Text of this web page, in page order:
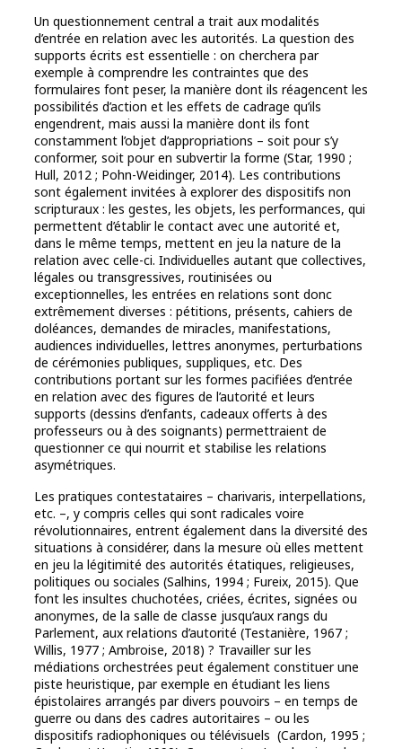
Un questionnement central a trait aux modalités
d’entrée en relation avec les autorités. La question des
supports écrits est essentielle : on cherchera par
exemple à comprendre les contraintes que des
formulaires font peser, la manière dont ils réagencent les
possibilités d’action et les effets de cadrage qu’ils
engendrent, mais aussi la manière dont ils font
constamment l’objet d’appropriations – soit pour s’y
conformer, soit pour en subvertir la forme (Star, 1990 ;
Hull, 2012 ; Pohn-Weidinger, 2014). Les contributions
sont également invitées à explorer des dispositifs non
scripturaux : les gestes, les objets, les performances, qui
permettent d’établir le contact avec une autorité et,
dans le même temps, mettent en jeu la nature de la
relation avec celle-ci. Individuelles autant que collectives,
légales ou transgressives, routinisées ou
exceptionnelles, les entrées en relations sont donc
extrêmement diverses : pétitions, présents, cahiers de
doléances, demandes de miracles, manifestations,
audiences individuelles, lettres anonymes, perturbations
de cérémonies publiques, suppliques, etc. Des
contributions portant sur les formes pacifiées d’entrée
en relation avec des figures de l’autorité et leurs
supports (dessins d’enfants, cadeaux offerts à des
professeurs ou à des soignants) permettraient de
questionner ce qui nourrit et stabilise les relations
asymétriques.
Les pratiques contestataires – charivaris, interpellations,
etc. –, y compris celles qui sont radicales voire
révolutionnaires, entrent également dans la diversité des
situations à considérer, dans la mesure où elles mettent
en jeu la légitimité des autorités étatiques, religieuses,
politiques ou sociales (Salhins, 1994 ; Fureix, 2015). Que
font les insultes chuchotées, criées, écrites, signées ou
anonymes, de la salle de classe jusqu’aux rangs du
Parlement, aux relations d’autorité (Testanière, 1967 ;
Willis, 1977 ; Ambroise, 2018) ? Travailler sur les
médiations orchestrées peut également constituer une
piste heuristique, par exemple en étudiant les liens
épistolaires arrangés par divers pouvoirs – en temps de
guerre ou dans des cadres autoritaires – ou les
dispositifs radiophoniques ou télévisuels (Cardon, 1995 ;